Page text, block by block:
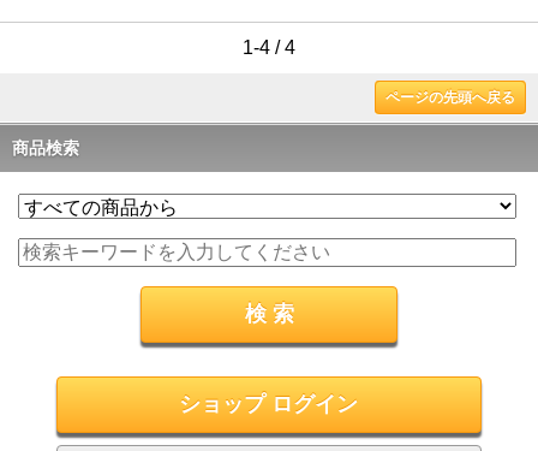
1-4 / 4
ページの先頭へ戻る
商品検索
ショップ ログイン